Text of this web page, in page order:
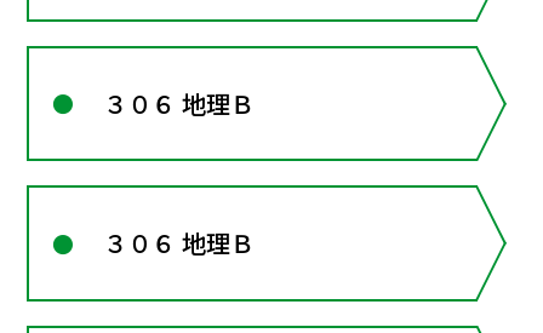
３０６ 地理Ｂ
３０６ 地理Ｂ